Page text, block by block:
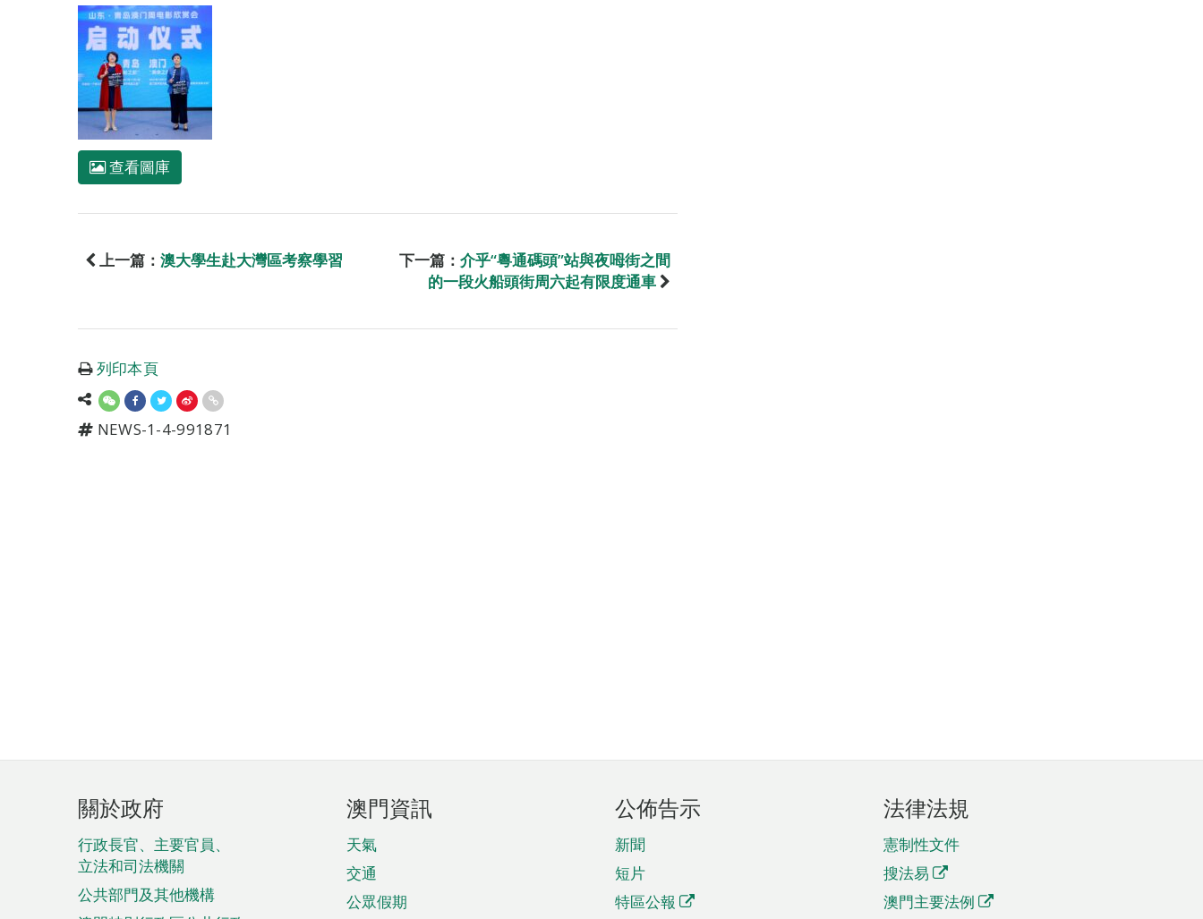
查看圖庫
上一篇： 澳大學生赴大灣區考察學習 下一篇： 介乎“粵通碼頭”站與夜呣街之間
的一段火船頭街周六起有限度通車
列印本頁
NEWS-1-4-991871
頁
腳
菜
單
關於政府
行政長官、主要官員、
立法和司法機關
公共部門及其他機構
澳門資訊
天氣
交通
公眾假期
公佈告示
新聞
短片
特區公報
法律法規
憲制性文件
搜法易
澳門主要法例